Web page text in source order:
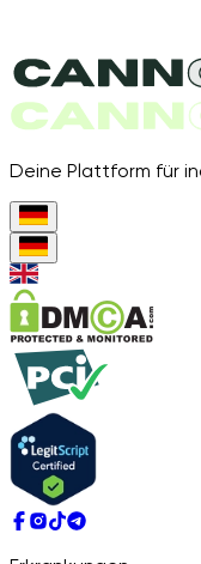
Deine Plattform für